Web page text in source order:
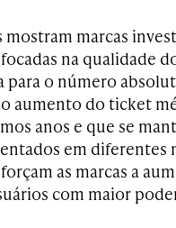
mostram marcas
na qualidade
o número
aumento do ticket
anos e que se
em diferentes
as marcas a
com maior